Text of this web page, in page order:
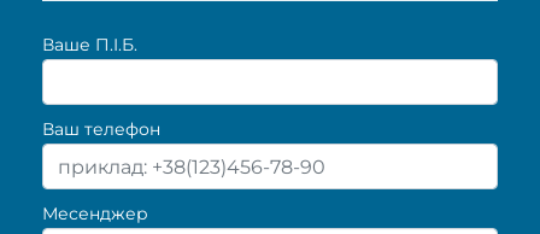
Ваше П.I.Б.
Ваш телефон
Месенджер